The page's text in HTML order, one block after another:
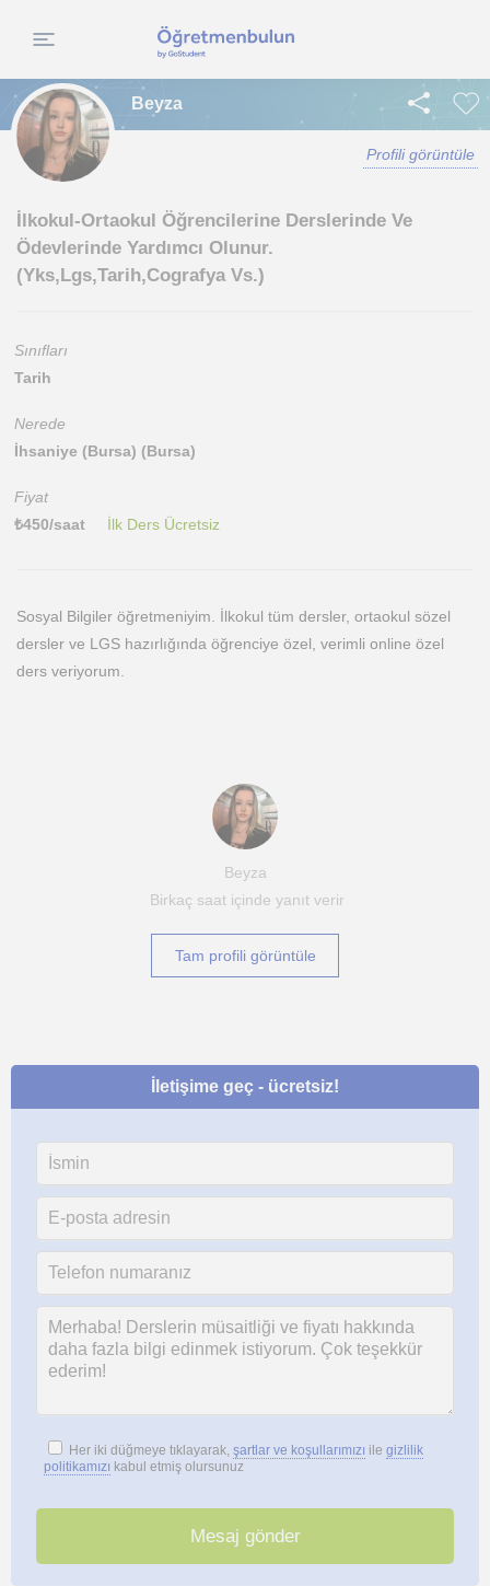
Beyza
Profili görüntüle
İlkokul-Ortaokul Öğrencilerine Derslerinde Ve
Ödevlerinde Yardımcı Olunur.
(Yks,Lgs,Tarih,Cografya Vs.)
Sınıfları
Tarih
Nerede
İhsaniye (Bursa) (Bursa)
Fiyat
₺450/saat İlk Ders Ücretsiz
Sosyal Bilgiler öğretmeniyim. İlkokul tüm dersler, ortaokul sözel
dersler ve LGS hazırlığında öğrenciye özel, verimli online özel
ders veriyorum.
Beyza
Birkaç saat içinde yanıt verir
Tam profili görüntüle
İletişime geç - ücretsiz!
Her iki düğmeye tıklayarak, şartlar ve koşullarımızı ile gizlilik
politikamızı kabul etmiş olursunuz